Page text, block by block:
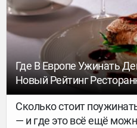
направления доступны
неделю.
Где В Европе Ужинать
Новый Рейтинг
Сколько стоит
— и где это всё ещё